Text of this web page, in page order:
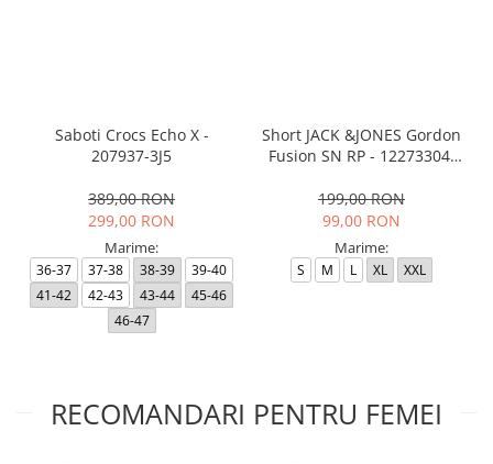
Saboti Crocs Echo X -
207937-3J5
389,00 RON
299,00 RON
Marime:
36-37 37-38 38-39
39-40
41-42
42-43 43-44
45-46
46-47
Short JACK &JONES Gordon
Fusion SN RP - 12273304-
199,00 RON
99,00 RON
Marime:
S M L XL XXL
RECOMANDARI PENTRU FEMEI